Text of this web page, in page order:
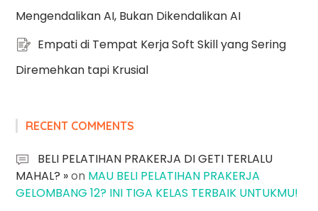
Mengendalikan AI, Bukan Dikendalikan AI
Empati di Tempat Kerja Soft Skill yang Sering
Diremehkan tapi Krusial
RECENT COMMENTS
BELI PELATIHAN PRAKERJA DI GETI TERLALU
MAHAL? »on MAU BELI PELATIHAN PRAKERJA
GELOMBANG 12? INI TIGA KELAS TERBAIK UNTUKMU!